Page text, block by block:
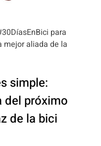
para
mejor aliada de la
simple:
del próximo
de la bici